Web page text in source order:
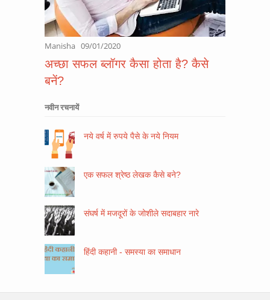
Manisha 09/01/2020
अच्छा सफल ब्लॉगर कैसा होता है? कैसे
बनें?
नवीन रचनायें
नये वर्ष में रुपये पैसे के नये नियम
एक सफल श्रेष्ठ लेखक कैसे बने?
संघर्ष में मजदूरों के जोशीले सदाबहार नारे
हिंदी कहानी - समस्या का समाधान